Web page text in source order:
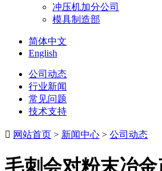
冲压机加分公司
模具制造部
简体中文
English
公司动态
行业新闻
常见问题
技术支持
 网站首页 > 新闻中心 > 公司动态
毛刺会对粉末冶